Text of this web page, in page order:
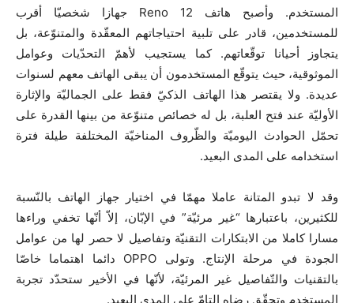
المستخدم. وأصبح هاتف Reno 12 جهازا شخصيّا أقرب
للمستخدمين، قادر على تلبية احتياجاتهم المعقّدة والمتنوّعة، بل
يتجاوز أحيانا توقّعاتهم. كما يستجيب لأهمّ التحدّيات وعوامل
الموثوقية، حيث يتوقّع المستخدمون أن يبقى الهاتف معهم لسنوات
عديدة. ولا يقتصر هذا الهاتف الذكيّ فقط على الجماليّة والإثارة
الأوليّة عند فتح العلبة، بل له خصائص متنوّعة من بينها القدرة على
تحمّل الحوادث اليوميّة والظّروف المناخيّة المختلفة طيلة فترة
استخدامه على المدى البعيد.
وقد لا تبدو المتانة عاملا مهمّا في اختيار جهاز الهاتف بالنّسبة
للكثيرين، باعتبارها “غير مرئيّة” في الإبّان، إلاّ أنّها تخفي وراءها
مسارا كاملا من الابتكارات التقنيّة وتفاصيل لا حصر لها من عوامل
الجودة في مرحلة الإنتاج. وتولى OPPO دائما اهتماما خاصّا
بالتقنيات والتّفاصيل غير المرئيّة، لأنّها في الأخير ستحدّد تجربة
المستخدم وتحقّق رضاه التامّ على المدى البعيد.